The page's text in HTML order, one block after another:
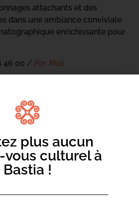
attachants et des
dans une ambiance conviviale.
enrichissante pour
46 00 / Par Mail
plus aucun
vous culturel à
Bastia !